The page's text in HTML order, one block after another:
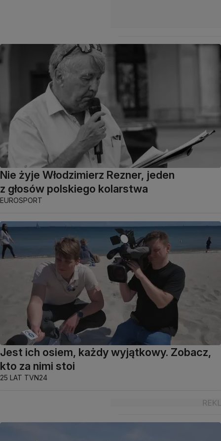
Nie żyje Włodzimierz Rezner, jeden
z głosów polskiego kolarstwa
EUROSPORT
Jest ich osiem, każdy wyjątkowy. Zobacz,
kto za nimi stoi
25 LAT TVN24